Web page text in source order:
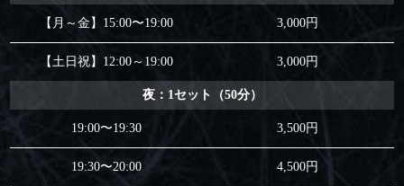
【月～金】15:00〜19:00 3,000円
【土日祝】12:00～19:00 3,000円
夜：1セット（50分）
19:00〜19:30 3,500円
19:30〜20:00 4,500円